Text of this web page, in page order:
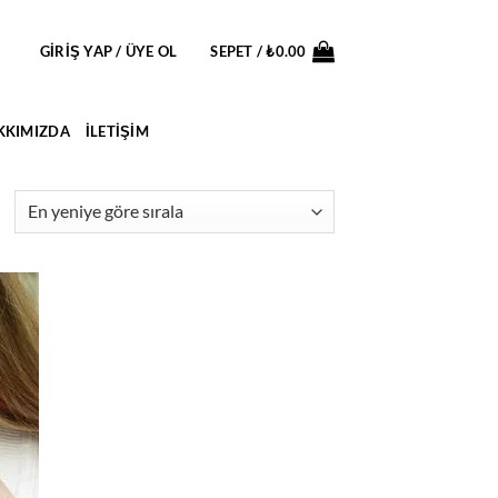
GIRIŞ YAP / ÜYE OL SEPET /₺0.00
İLETIŞIM
to